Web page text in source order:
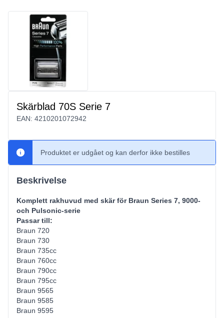
Skärblad 70S Serie 7
EAN: 4210201072942
Produktet er udgået og kan derfor ikke bestilles
Beskrivelse
Komplett rakhuvud med skär för Braun Series 7, 9000-
och Pulsonic-serie
Passar till:
Braun 720
Braun 730
Braun 735cc
Braun 760cc
Braun 790cc
Braun 795cc
Braun 9565
Braun 9585
Braun 9595